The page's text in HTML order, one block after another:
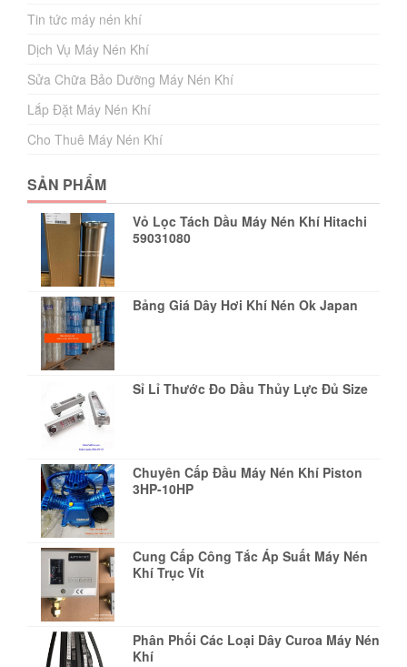
Tin tức máy nén khí
Dịch Vụ Máy Nén Khí
Sửa Chữa Bảo Dưỡng Máy Nén Khí
Lắp Đặt Máy Nén Khí
Cho Thuê Máy Nén Khí
SẢN PHẨM
Vỏ Lọc Tách Dầu Máy Nén Khí Hitachi
59031080
Bảng Giá Dây Hơi Khí Nén Ok Japan
Sỉ Lỉ Thước Đo Dầu Thủy Lực Đủ Size
Chuyên Cấp Đầu Máy Nén Khí Piston
3HP-10HP
Cung Cấp Công Tắc Áp Suất Máy Nén
Khí Trục Vít
Phân Phối Các Loại Dây Curoa Máy Nén
Khí